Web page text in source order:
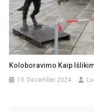
Koloboravimo Kaip
13. Dezember 2024